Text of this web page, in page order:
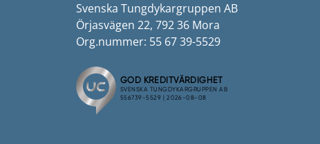
Svenska Tungdykargruppen AB
Örjasvägen 22, 792 36 Mora
Org.nummer: 55 67 39-5529